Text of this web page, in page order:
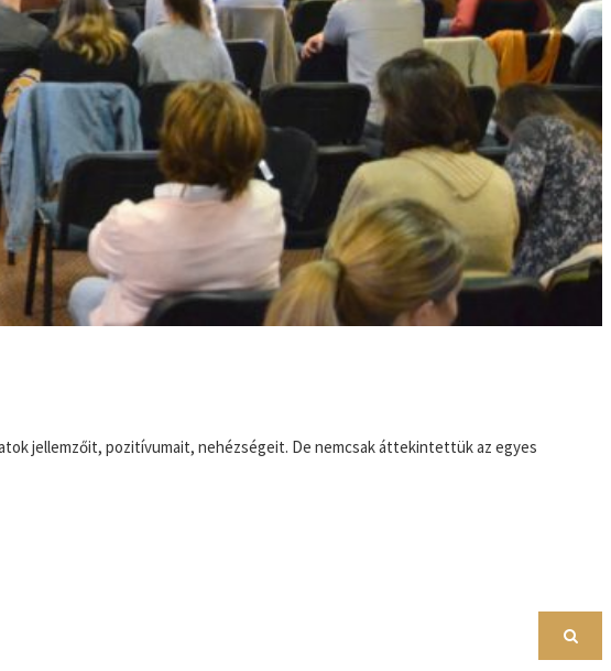
jellemzőit, pozitívumait, nehézségeit. De nemcsak áttekintettük az egyes